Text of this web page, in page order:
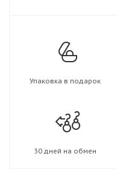
Упаковка в подарок
30 дней на обмен